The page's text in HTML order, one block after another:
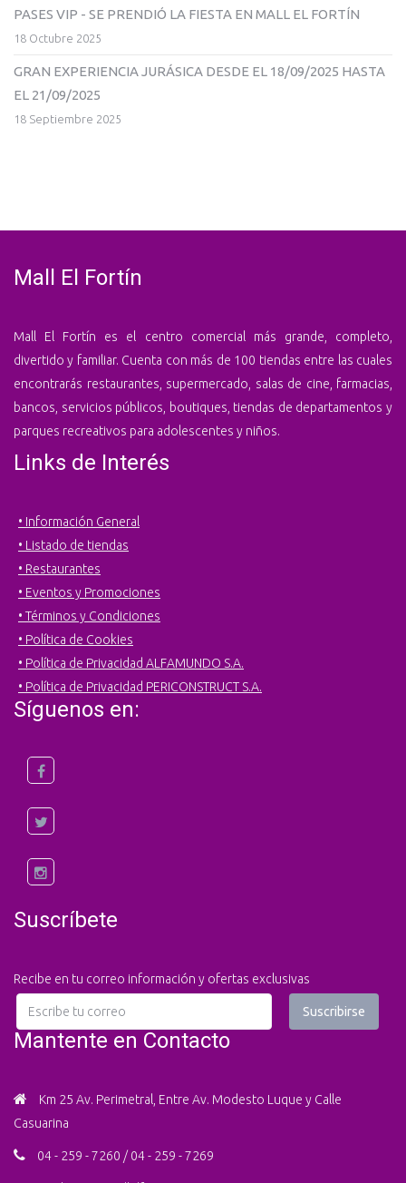
PASES VIP - SE PRENDIÓ LA FIESTA EN MALL EL FORTÍN
18 Octubre 2025
GRAN EXPERIENCIA JURÁSICA DESDE EL 18/09/2025 HASTA
EL 21/09/2025
18 Septiembre 2025
Mall El Fortín
Mall El Fortín es el centro comercial más grande, completo,
divertido y familiar. Cuenta con más de 100 tiendas entre las cuales
encontrarás restaurantes, supermercado, salas de cine, farmacias,
bancos, servicios públicos, boutiques, tiendas de departamentos y
parques recreativos para adolescentes y niños.
Links de Interés
• Información General
• Listado de tiendas
• Restaurantes
• Eventos y Promociones
• Términos y Condiciones
• Política de Cookies
• Política de Privacidad ALFAMUNDO S.A.
• Política de Privacidad PERICONSTRUCT S.A.
Síguenos en:
Suscríbete
Recibe en tu correo información y ofertas exclusivas
Mantente en Contacto
Km 25 Av. Perimetral, Entre Av. Modesto Luque y Calle
Casuarina
04 - 259 - 7260 / 04 - 259 - 7269